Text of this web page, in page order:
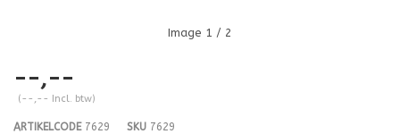
Image 1 / 2
--,--
(--,-- Incl. btw)
ARTIKELCODE7629 SKU 7629